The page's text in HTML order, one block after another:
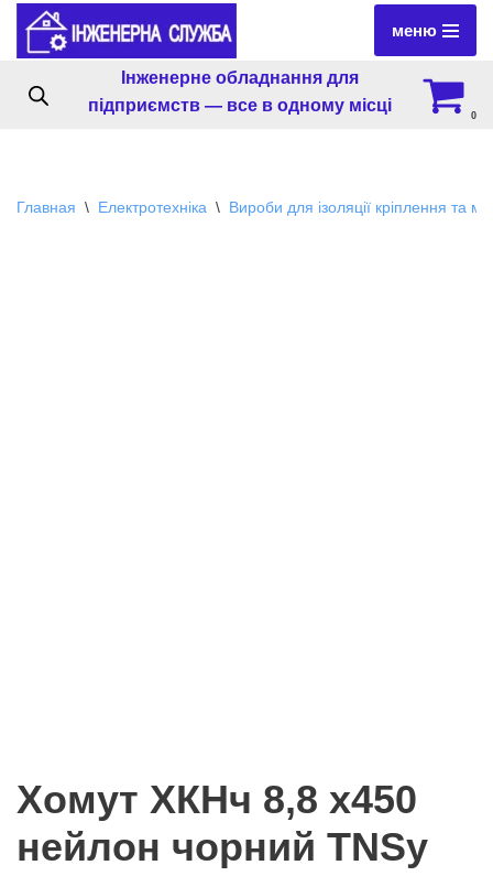
Перейти
содержимому
меню
Інженерне обладнання для
підприємств — все в одному місці
0
Главная \ Електротехніка \ Вироби для ізоляції кріплення та
Хомут ХКНч 8,8 х450
нейлон чорний TNSy